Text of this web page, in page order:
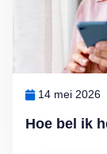
Hoe bel ik
14 mei 2026